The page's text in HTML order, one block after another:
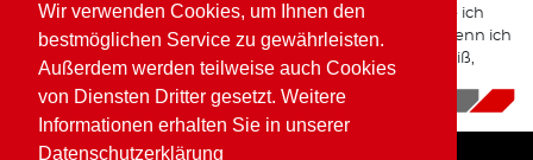
Wir verwenden Cookies, um Ihnen den
bestmöglichen Service zu gewährleisten.
Außerdem werden teilweise auch Cookies
von Diensten Dritter gesetzt. Weitere
Informationen erhalten Sie in unserer
Datenschutzerklärung
am Start war und mir somit vier Rennläufe fehlten, wurde ich
noch Dritter in der Meisterschaft! Manchmal denke ich, wenn ich
damals auch noch Formel 2 hätte fahren können, wer weiß,
18.11.2025|